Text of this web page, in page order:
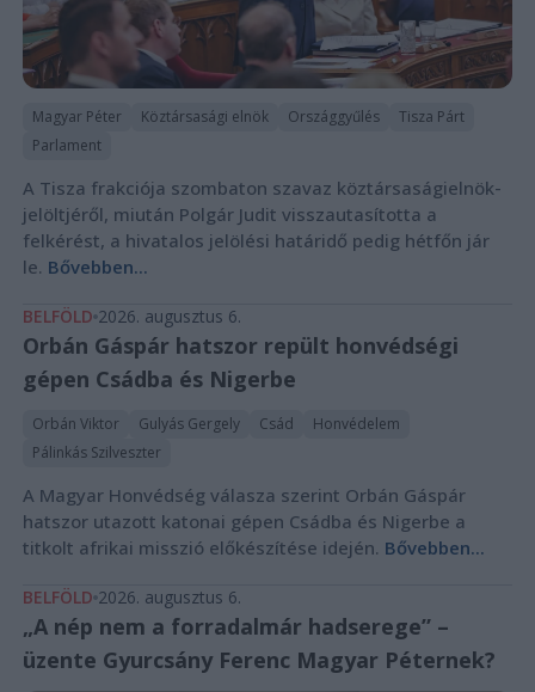
Magyar Péter Köztársasági elnök Országgyűlés
Tisza Párt
Parlament
A Tisza frakciója szombaton szavaz köztársaságielnök-
jelöltjéről, miután Polgár Judit visszautasította a
felkérést, a hivatalos jelölési határidő pedig hétfőn jár
le. Bővebben...
BELFÖLD 2026. augusztus 6.
Orbán Gáspár hatszor repült honvédségi
gépen Csádba és Nigerbe
Orbán Viktor Gulyás Gergely Csád
Honvédelem
Pálinkás Szilveszter
A Magyar Honvédség válasza szerint Orbán Gáspár
hatszor utazott katonai gépen Csádba és Nigerbe a
titkolt afrikai misszió előkészítése idején. Bővebben...
BELFÖLD 2026. augusztus 6.
„A nép nem a forradalmár hadserege” –
üzente Gyurcsány Ferenc Magyar Péternek?